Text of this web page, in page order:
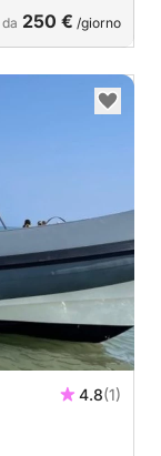
250 € /giorno
4.8(1)